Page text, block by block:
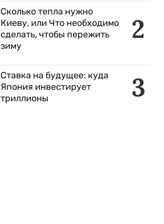
2
Сколько тепла нужно
Киеву, или Что необходимо
сделать, чтобы пережить
зиму
3
Ставка на будущее: куда
Япония инвестирует
триллионы